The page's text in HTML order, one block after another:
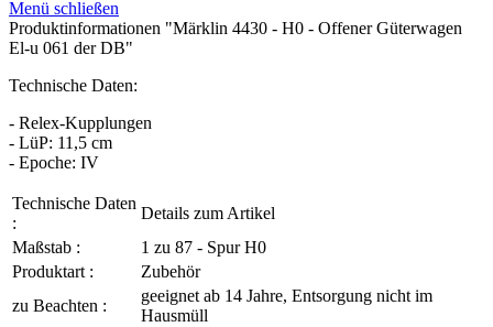
Menü schließen
Produktinformationen "Märklin 4430 - H0 - Offener Güterwagen
El-u 061 der DB"
Technische Daten:
- Relex-Kupplungen
- LüP: 11,5 cm
- Epoche: IV
Technische Daten
:
Details zum Artikel
Maßstab :
1 zu 87 - Spur H0
Produktart :
Zubehör
zu Beachten :
geeignet ab 14 Jahre, Entsorgung nicht im
Hausmüll